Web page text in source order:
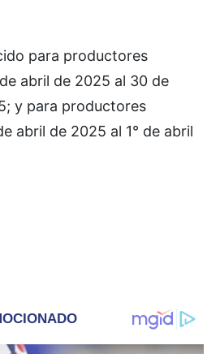
para productores
abril de 2025 al 30 de
y para productores
abril de 2025 al 1° de abril